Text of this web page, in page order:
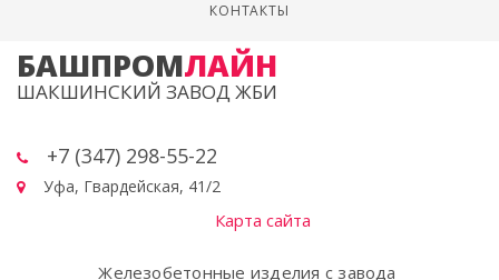
КОНТАКТЫ
БАШПРОМЛАЙН
ШАКШИНСКИЙ ЗАВОД ЖБИ
+7 (347) 298-55-22
Уфа, Гвардейская, 41/2
Карта сайта
Железобетонные изделия с завода